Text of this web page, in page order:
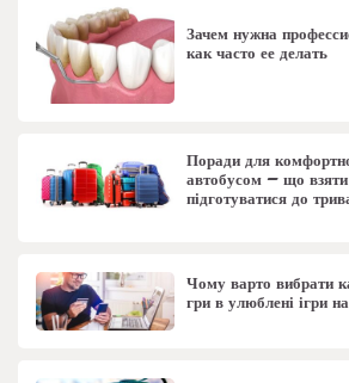
Зачем нужна
как часто ее делать
Поради для
автобусом – що
підготуватися до
Чому варто вибрати
гри в улюблені ігри